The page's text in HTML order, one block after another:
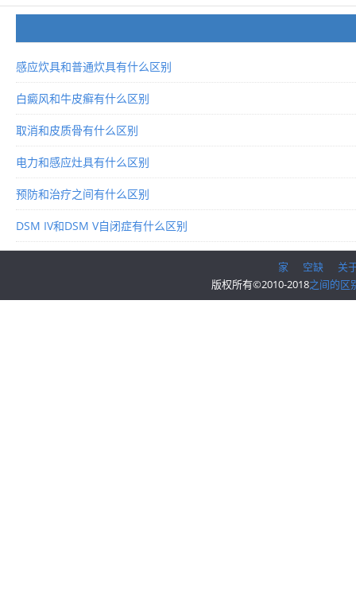
感应炊具和普通炊具有什么区别
白癜风和牛皮癣有什么区别
取消和皮质骨有什么区别
电力和感应灶具有什么区别
预防和治疗之间有什么区别
DSM IV和DSM V自闭症有什么区别
家 空缺
关
版权所有©2010-2018之间的区